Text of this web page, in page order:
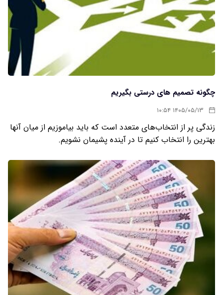
چگونه تصمیم های درستی بگیریم
۱۴۰۵/۰۵/۱۳ ۱۰:۵۴
زندگی پر از انتخاب‌های متعدد است که باید بیاموزیم از میان آنها
بهترین را انتخاب کنیم تا در آینده پشیمان نشویم.